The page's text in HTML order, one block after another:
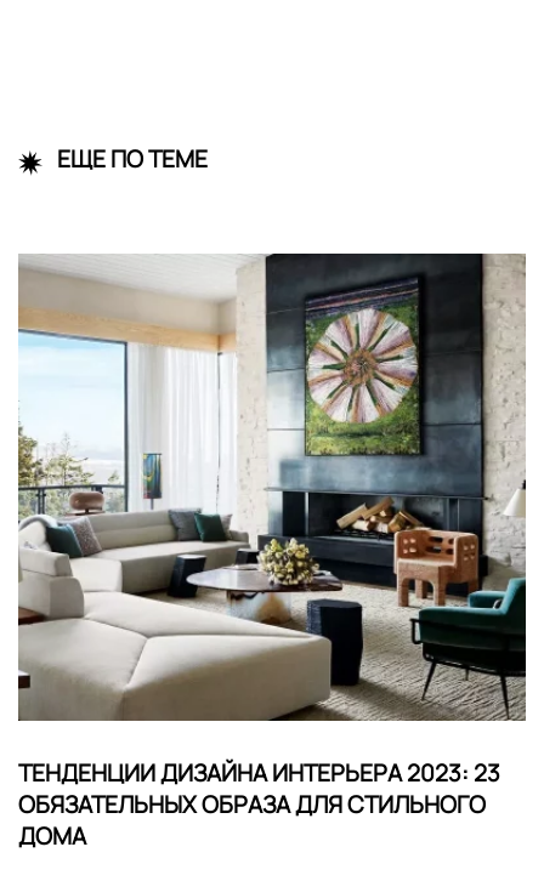
ЕЩЕ ПО ТЕМЕ
ТЕНДЕНЦИИ ДИЗАЙНА ИНТЕРЬЕРА 2023: 23
ОБЯЗАТЕЛЬНЫХ ОБРАЗА ДЛЯ СТИЛЬНОГО
ДОМА